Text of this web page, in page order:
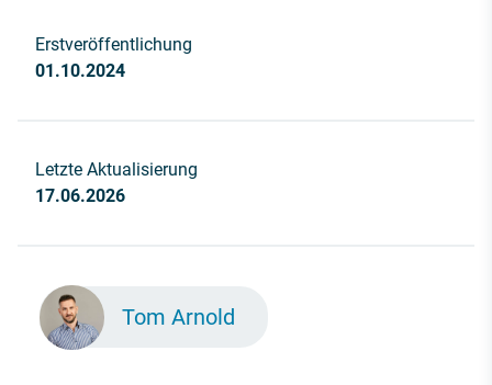
Erstveröffentlichung
01.10.2024
Letzte Aktualisierung
17.06.2026
Tom Arnold